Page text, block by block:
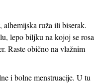
ruža ili biserak.
lepo biljku na kojoj se rosa
Raste obično na vlažnim
i bolne menstruacije. U tu